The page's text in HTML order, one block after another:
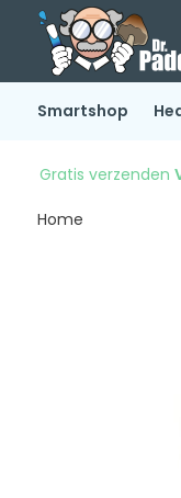
Smartshop
Gratis verzenden
Home